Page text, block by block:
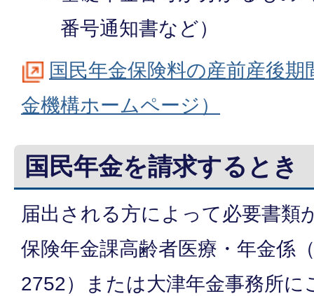
番号通知書など）
国民年金保険料の産前産後
金機構ホームページ）
国民年金を請求するとき
届出される方によって必要書類
保険年金課高齢者医療・年金係
2752）または大津年金事務所に